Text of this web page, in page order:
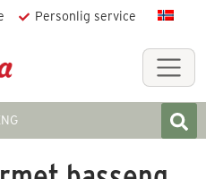
Personlig service